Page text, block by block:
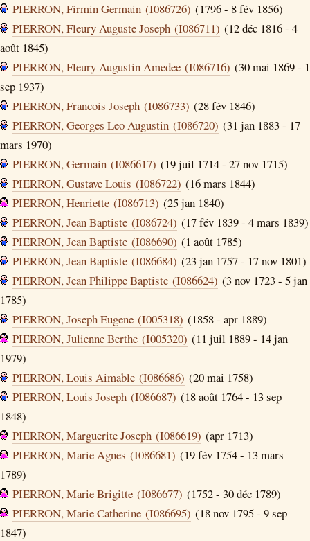
PIERRON, Firmin Germain (I086726) (1796 - 8 fév 1856)
PIERRON, Fleury Auguste Joseph (I086711) (12 déc 1816 - 4
août 1845)
PIERRON, Fleury Augustin Amedee (I086716) (30 mai 1869 - 1
sep 1937)
PIERRON, Francois Joseph (I086733) (28 fév 1846)
PIERRON, Georges Leo Augustin (I086720) (31 jan 1883 - 17
mars 1970)
PIERRON, Germain (I086617) (19 juil 1714 - 27 nov 1715)
PIERRON, Gustave Louis (I086722) (16 mars 1844)
PIERRON, Henriette (I086713) (25 jan 1840)
PIERRON, Jean Baptiste (I086724) (17 fév 1839 - 4 mars 1839)
PIERRON, Jean Baptiste (I086690) (1 août 1785)
PIERRON, Jean Baptiste (I086684) (23 jan 1757 - 17 nov 1801)
PIERRON, Jean Philippe Baptiste (I086624) (3 nov 1723 - 5 jan
1785)
PIERRON, Joseph Eugene (I005318) (1858 - apr 1889)
PIERRON, Julienne Berthe (I005320) (11 juil 1889 - 14 jan
1979)
PIERRON, Louis Aimable (I086686) (20 mai 1758)
PIERRON, Louis Joseph (I086687) (18 août 1764 - 13 sep
1848)
PIERRON, Marguerite Joseph (I086619) (apr 1713)
PIERRON, Marie Agnes (I086681) (19 fév 1754 - 13 mars
1789)
PIERRON, Marie Brigitte (I086677) (1752 - 30 déc 1789)
PIERRON, Marie Catherine (I086695) (18 nov 1795 - 9 sep
1847)